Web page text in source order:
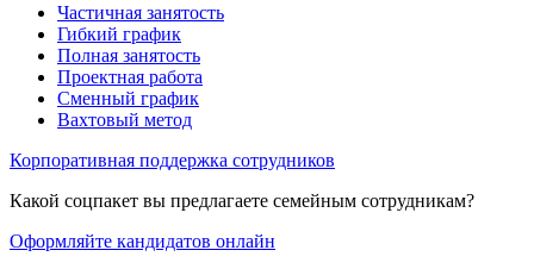
Частичная занятость
Гибкий график
Полная занятость
Проектная работа
Сменный график
Вахтовый метод
Корпоративная поддержка сотрудников
Какой соцпакет вы предлагаете семейным сотрудникам?
Оформляйте кандидатов онлайн